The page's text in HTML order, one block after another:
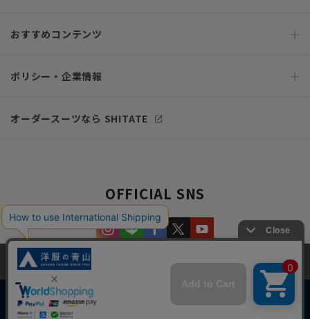
おすすめコンテンツ
ポリシー・企業情報
オーダースーツなら SHITATE
OFFICIAL SNS
当サイトでは、快適な閲覧体験とコンテンツ改善のためにCookieを使用
しています。閲覧を続けることで、Cookieの使用に同意したものとみな
します。詳細については